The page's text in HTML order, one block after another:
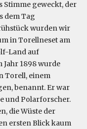
Stimme geweckt, der
dem Tag
wurden wir
in Torellneset am
Land auf
Jahr 1898 wurde
Torell, einem
benannt. Er war
und Polarforscher.
die Wüste der
ersten Blick kaum